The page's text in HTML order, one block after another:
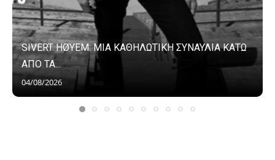
SIVERT HØYEM: ΜΙΑ ΚΑΘΗΛΩΤΙΚΗ ΣΥΝΑΥΛΙΑ ΚΑΤΩ
ΑΠΟ ΤΑ...
04/08/2026